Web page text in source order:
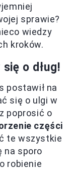
sprawie?
wiedzy
kroków.
o dług!
postawił na
się o ulgi w
poprosić o
części
te wszystkie
na sporo
robienie